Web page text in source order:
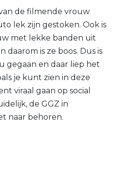
de filmende vrouw
lek zijn gestoken. Ook is
met lekke banden uit
daarom is ze boos. Dus is
gegaan en daar liep het
je kunt zien in deze
viraal gaan op social
de GGZ in
naar behoren.